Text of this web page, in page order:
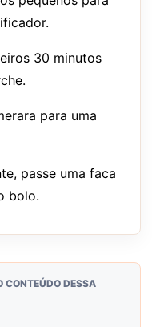
30 minutos
para uma
passe uma faca
bolo.
CONTEÚDO DESSA